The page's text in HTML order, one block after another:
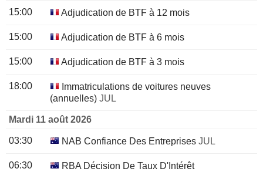
15:00 Adjudication de BTF à 12 mois
15:00 Adjudication de BTF à 6 mois
15:00 Adjudication de BTF à 3 mois
18:00
Immatriculations de voitures neuves
(annuelles) JUL
Mardi 11 août 2026
03:30 NAB Confiance Des Entreprises JUL
06:30 RBA Décision De Taux D'Intérêt